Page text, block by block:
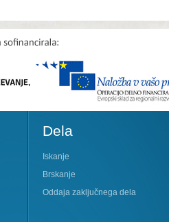
Dela
Iskanje
Brskanje
Oddaja zaključnega dela